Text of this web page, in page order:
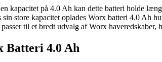
kapacitet på 4.0 Ah kan dette batteri holde
sin store kapacitet oplades Worx batteri 4.0 Ah
til et bredt udvalg af Worx
Batteri 4.0 Ah